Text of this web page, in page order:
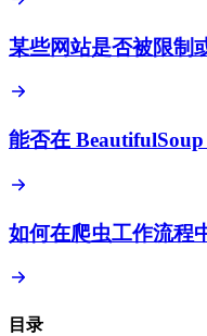
某些网站是否被限制
能否在
如何在爬虫工作流程
目录